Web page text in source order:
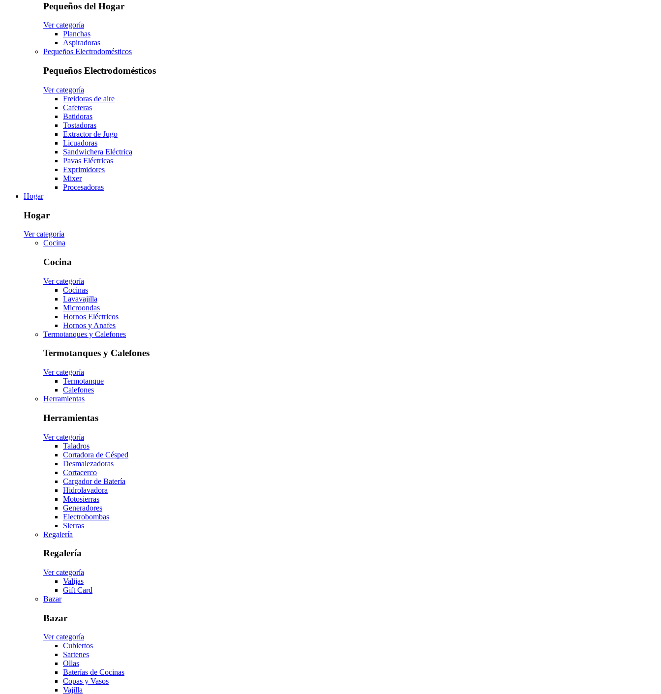
Pequeños del Hogar
Ver categoría
Planchas
Aspiradoras
Pequeños Electrodomésticos
Pequeños Electrodomésticos
Ver categoría
Freidoras de aire
Cafeteras
Batidoras
Tostadoras
Extractor de Jugo
Licuadoras
Sandwichera Eléctrica
Pavas Eléctricas
Exprimidores
Mixer
Procesadoras
Hogar
Hogar
Ver categoría
Cocina
Cocina
Ver categoría
Cocinas
Lavavajilla
Microondas
Hornos Eléctricos
Hornos y Anafes
Termotanques y Calefones
Termotanques y Calefones
Ver categoría
Termotanque
Calefones
Herramientas
Herramientas
Ver categoría
Taladros
Cortadora de Césped
Desmalezadoras
Cortacerco
Cargador de Batería
Hidrolavadora
Motosierras
Generadores
Electrobombas
Sierras
Regalería
Regalería
Ver categoría
Valijas
Gift Card
Bazar
Bazar
Ver categoría
Cubiertos
Sartenes
Ollas
Baterías de Cocinas
Copas y Vasos
Vajilla